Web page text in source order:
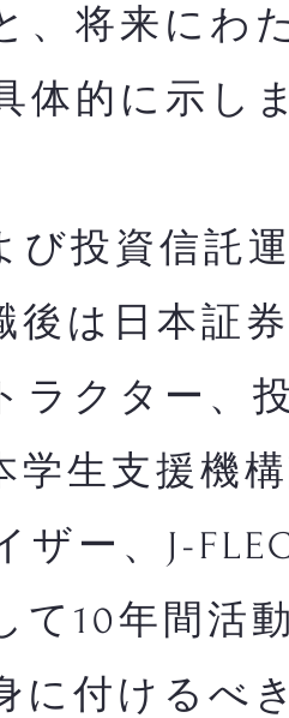
、将来にわ
体的に示しま
投資信託
後は日本証
ラクター、
生支援機
ー、J-
て10年間活
に付けるべ